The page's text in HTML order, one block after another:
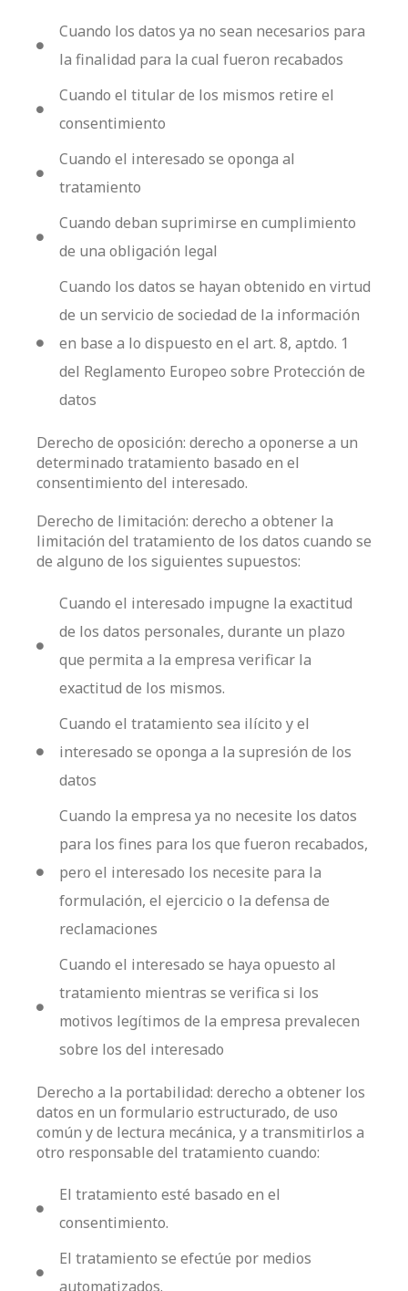
Cuando los datos ya no sean necesarios para
la finalidad para la cual fueron recabados
Cuando el titular de los mismos retire el
consentimiento
Cuando el interesado se oponga al
tratamiento
Cuando deban suprimirse en cumplimiento
de una obligación legal
Cuando los datos se hayan obtenido en virtud
de un servicio de sociedad de la información
en base a lo dispuesto en el art. 8, aptdo. 1
del Reglamento Europeo sobre Protección de
datos
Derecho de oposición: derecho a oponerse a un
determinado tratamiento basado en el
consentimiento del interesado.
Derecho de limitación: derecho a obtener la
limitación del tratamiento de los datos cuando se
de alguno de los siguientes supuestos:
Cuando el interesado impugne la exactitud
de los datos personales, durante un plazo
que permita a la empresa verificar la
exactitud de los mismos.
Cuando el tratamiento sea ilícito y el
interesado se oponga a la supresión de los
datos
Cuando la empresa ya no necesite los datos
para los fines para los que fueron recabados,
pero el interesado los necesite para la
formulación, el ejercicio o la defensa de
reclamaciones
Cuando el interesado se haya opuesto al
tratamiento mientras se verifica si los
motivos legítimos de la empresa prevalecen
sobre los del interesado
Derecho a la portabilidad: derecho a obtener los
datos en un formulario estructurado, de uso
común y de lectura mecánica, y a transmitirlos a
otro responsable del tratamiento cuando:
El tratamiento esté basado en el
consentimiento.
El tratamiento se efectúe por medios
automatizados.